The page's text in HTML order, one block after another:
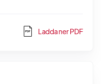
Ladda ner PDF